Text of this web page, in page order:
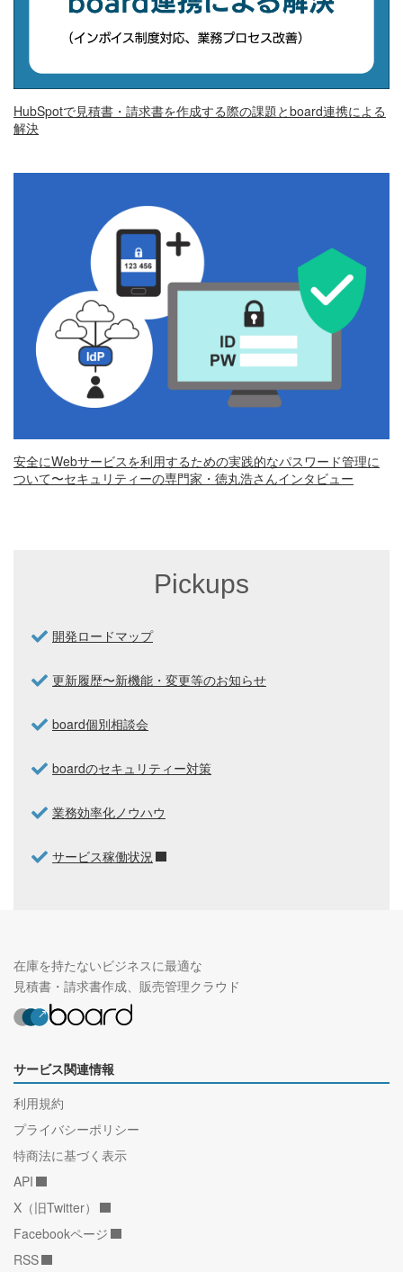
HubSpotで見積書・請求書を作成する際の課題とboard連携による
解決
安全にWebサービスを利用するための実践的なパスワード管理に
ついて〜セキュリティーの専門家・徳丸浩さんインタビュー
Pickups
開発ロードマップ
更新履歴〜新機能・変更等のお知らせ
board個別相談会
boardのセキュリティー対策
業務効率化ノウハウ
サービス稼働状況
在庫を持たないビジネスに最適な
見積書・請求書作成、販売管理クラウド
サービス関連情報
利用規約
プライバシーポリシー
特商法に基づく表示
API
X（旧Twitter）
Facebookページ
RSS